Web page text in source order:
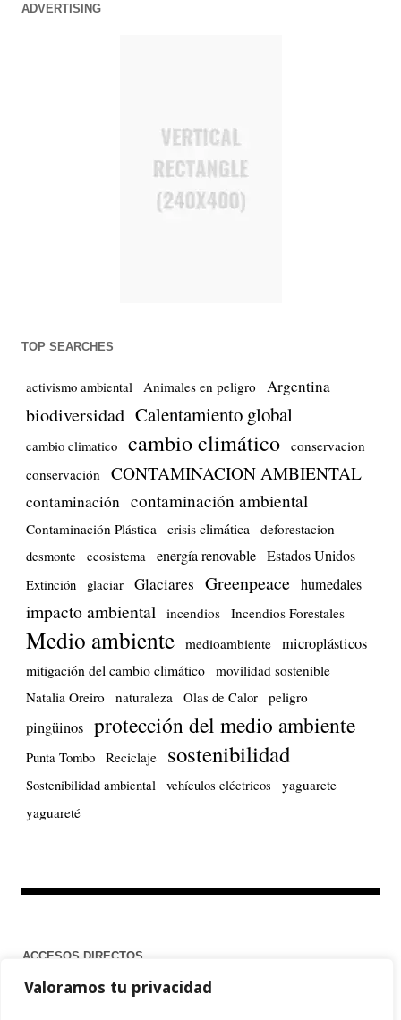
Valoramos tu privacidad
ADVERTISING
TOP SEARCHES
activismo ambiental Animales en peligro Argentina
biodiversidad Calentamiento global
cambio climatico cambio climático
conservacion
conservación
CONTAMINACION AMBIENTAL
contaminación contaminación ambiental
Contaminación Plástica crisis climática deforestacion
desmonte ecosistema energía renovable Estados Unidos
Extinción glaciar Glaciares Greenpeace humedales
impacto ambiental incendios Incendios Forestales
Medio ambiente medioambiente microplásticos
mitigación del cambio climático
movilidad sostenible
Natalia Oreiro
naturaleza Olas de Calor peligro
pingüinos protección del medio ambiente
Punta Tombo Reciclaje sostenibilidad
Sostenibilidad ambiental vehículos eléctricos
yaguarete
yaguareté
ACCESOS DIRECTOS
Home